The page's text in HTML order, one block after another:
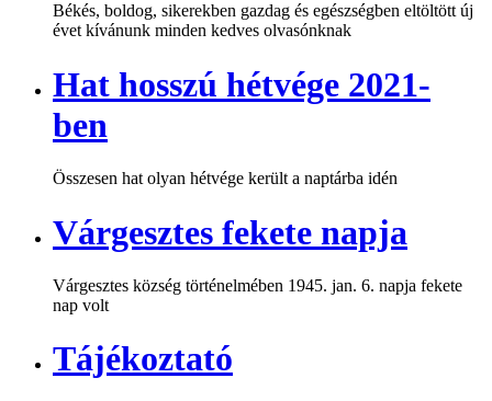
Békés, boldog, sikerekben gazdag és egészségben eltöltött új
évet kívánunk minden kedves olvasónknak
Hat hosszú hétvége 2021-
ben
Összesen hat olyan hétvége került a naptárba idén
Várgesztes fekete napja
Várgesztes község történelmében 1945. jan. 6. napja fekete
nap volt
Tájékoztató